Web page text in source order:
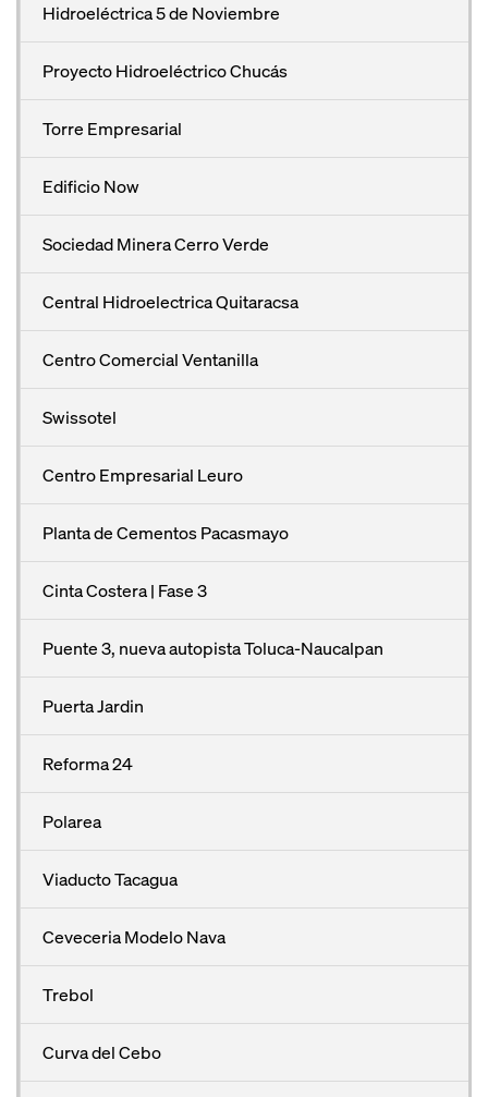
Hidroeléctrica 5 de Noviembre
Proyecto Hidroeléctrico Chucás
Torre Empresarial
Edificio Now
Sociedad Minera Cerro Verde
Central Hidroelectrica Quitaracsa
Centro Comercial Ventanilla
Swissotel
Centro Empresarial Leuro
Planta de Cementos Pacasmayo
Cinta Costera | Fase 3
Puente 3, nueva autopista Toluca-Naucalpan
Puerta Jardin
Reforma 24
Polarea
Viaducto Tacagua
Ceveceria Modelo Nava
Trebol
Curva del Cebo